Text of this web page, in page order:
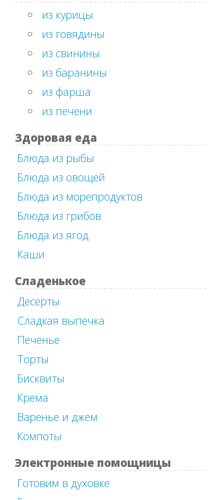
из курицы
из говядины
из свинины
из баранины
из фарша
из печени
Здоровая еда
Блюда из рыбы
Блюда из овощей
Блюда из морепродуктов
Блюда из грибов
Блюда из ягод
Каши
Сладенькое
Десерты
Сладкая выпечка
Печенье
Торты
Бисквиты
Крема
Варенье и джем
Компоты
Электронные помощницы
Готовим в духовке